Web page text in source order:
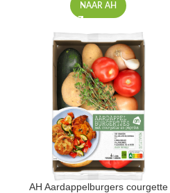
NAAR AH
AH Aardappelburgers courgette